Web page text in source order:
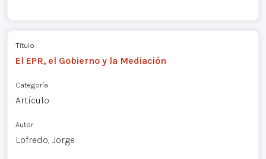
Título
El EPR, el Gobierno y la Mediación
Categoría
Artículo
Autor
Lofredo, Jorge